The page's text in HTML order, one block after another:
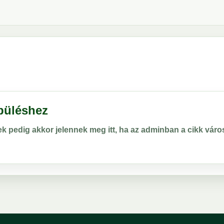
pedig akkor jelennek meg itt, ha az adminban a cikk